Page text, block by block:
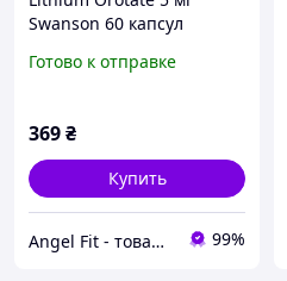
Swanson 60 капсул
Готово к отправке
369₴
Купить
Angel Fit - товари для здоров'я, спорту та активного життя 99%